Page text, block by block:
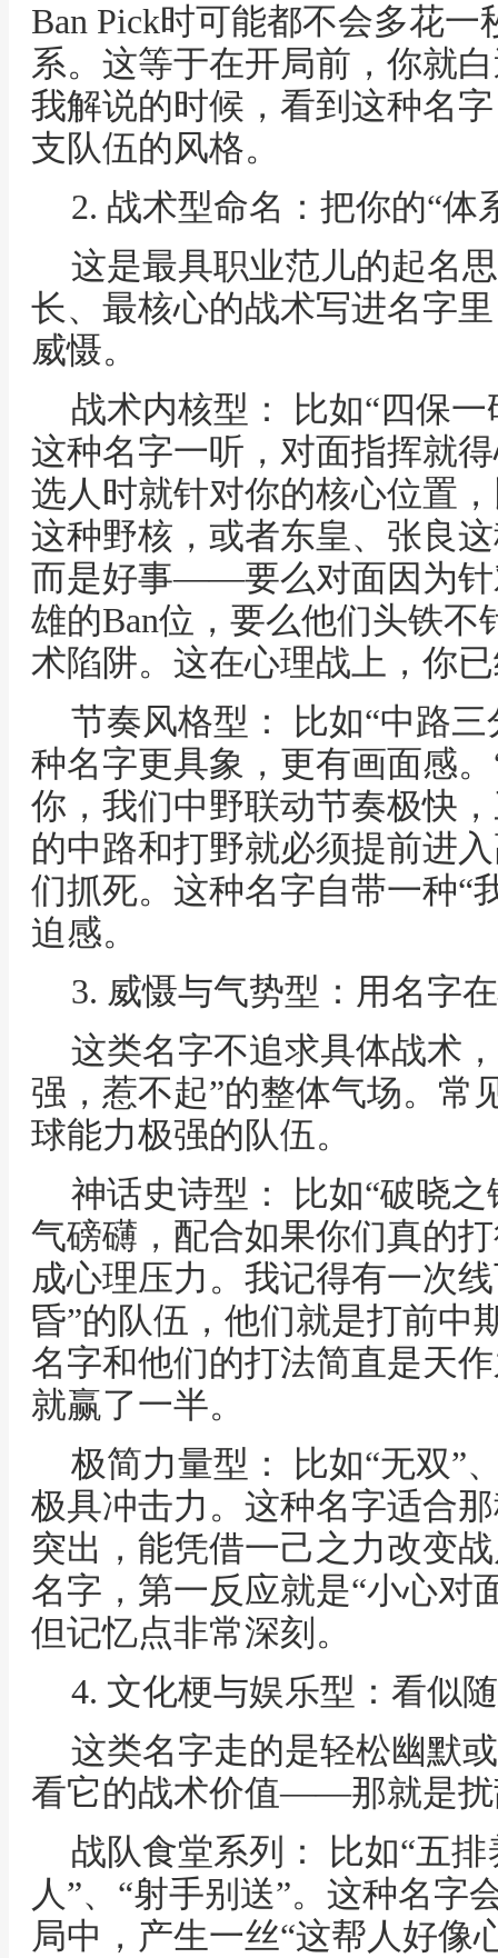
Ban Pick时可能都不会多花
系。这等于在开局前，你就
我解说的时候，看到这种名
支队伍的风格。
2. 战术型命名：把你的“体
这是最具职业范儿的起名
长、最核心的战术写进名字
威慑。
战术内核型： 比如“四保
这种名字一听，对面指挥就
选人时就针对你的核心位置
这种野核，或者东皇、张良
而是好事——要么对面因为针
雄的Ban位，要么他们头铁
术陷阱。这在心理战上，你
节奏风格型： 比如“中路
种名字更具象，更有画面感
你，我们中野联动节奏极快
的中路和打野就必须提前进
们抓死。这种名字自带一种“
迫感。
3. 威慑与气势型：用名字
这类名字不追求具体战术
强，惹不起”的整体气场。常
球能力极强的队伍。
神话史诗型： 比如“破晓
气磅礴，配合如果你们真的
成心理压力。我记得有一次
昏”的队伍，他们就是打前中
名字和他们的打法简直是天
就赢了一半。
极简力量型： 比如“无双”
极具冲击力。这种名字适合
突出，能凭借一己之力改变
名字，第一反应就是“小心对
但记忆点非常深刻。
4. 文化梗与娱乐型：看似
这类名字走的是轻松幽默
看它的战术价值——那就是扰
战队食堂系列： 比如“五
人”、“射手别送”。这种名字
局中，产生一丝“这帮人好像